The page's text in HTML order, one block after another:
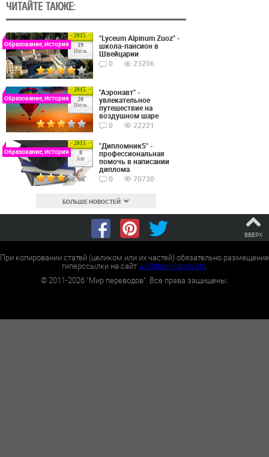
ЧИТАЙТЕ ТАКЖЕ:
2015
19
Июль
Образование, История
"Lyceum Alpinum Zuoz" -
школа-пансион в
Швейцарии
0
23206
2015
20
Июль
Образование, История
"Аэронавт" -
увлекательное
путешествие на
воздушном шаре
0
22221
2015
8
Авг
Образование, История
"Дипломник5" -
профессиональная
помочь в написании
диплома
0
70730
БОЛЬШЕ НОВОСТЕЙ
ВВЕРХ
При копировании статей (целиком или их частей) обязательно размещение
гиперссылки на сайтworldtranslation.org.
©2011-2026 "Мир переводов". Все права защищены.